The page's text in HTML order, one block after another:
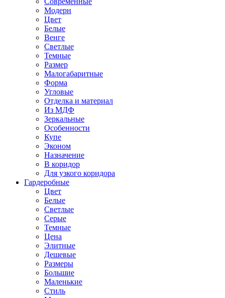
Модерн
Цвет
Белые
Венге
Светлые
Темные
Размер
Малогабаритные
Форма
Угловые
Отделка и материал
Из МДФ
Зеркальные
Особенности
Купе
Эконом
Назначение
В коридор
Для узкого коридора
Гардеробные
Цвет
Белые
Светлые
Серые
Темные
Цена
Элитные
Дешевые
Размеры
Большие
Маленькие
Стиль